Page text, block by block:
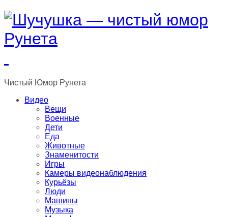
Чистый Юмор Рунета
Видео
Вещи
Военные
Дети
Еда
Животные
Знаменитости
Игры
Камеры видеонаблюдения
Курьёзы
Люди
Машины
Музыка